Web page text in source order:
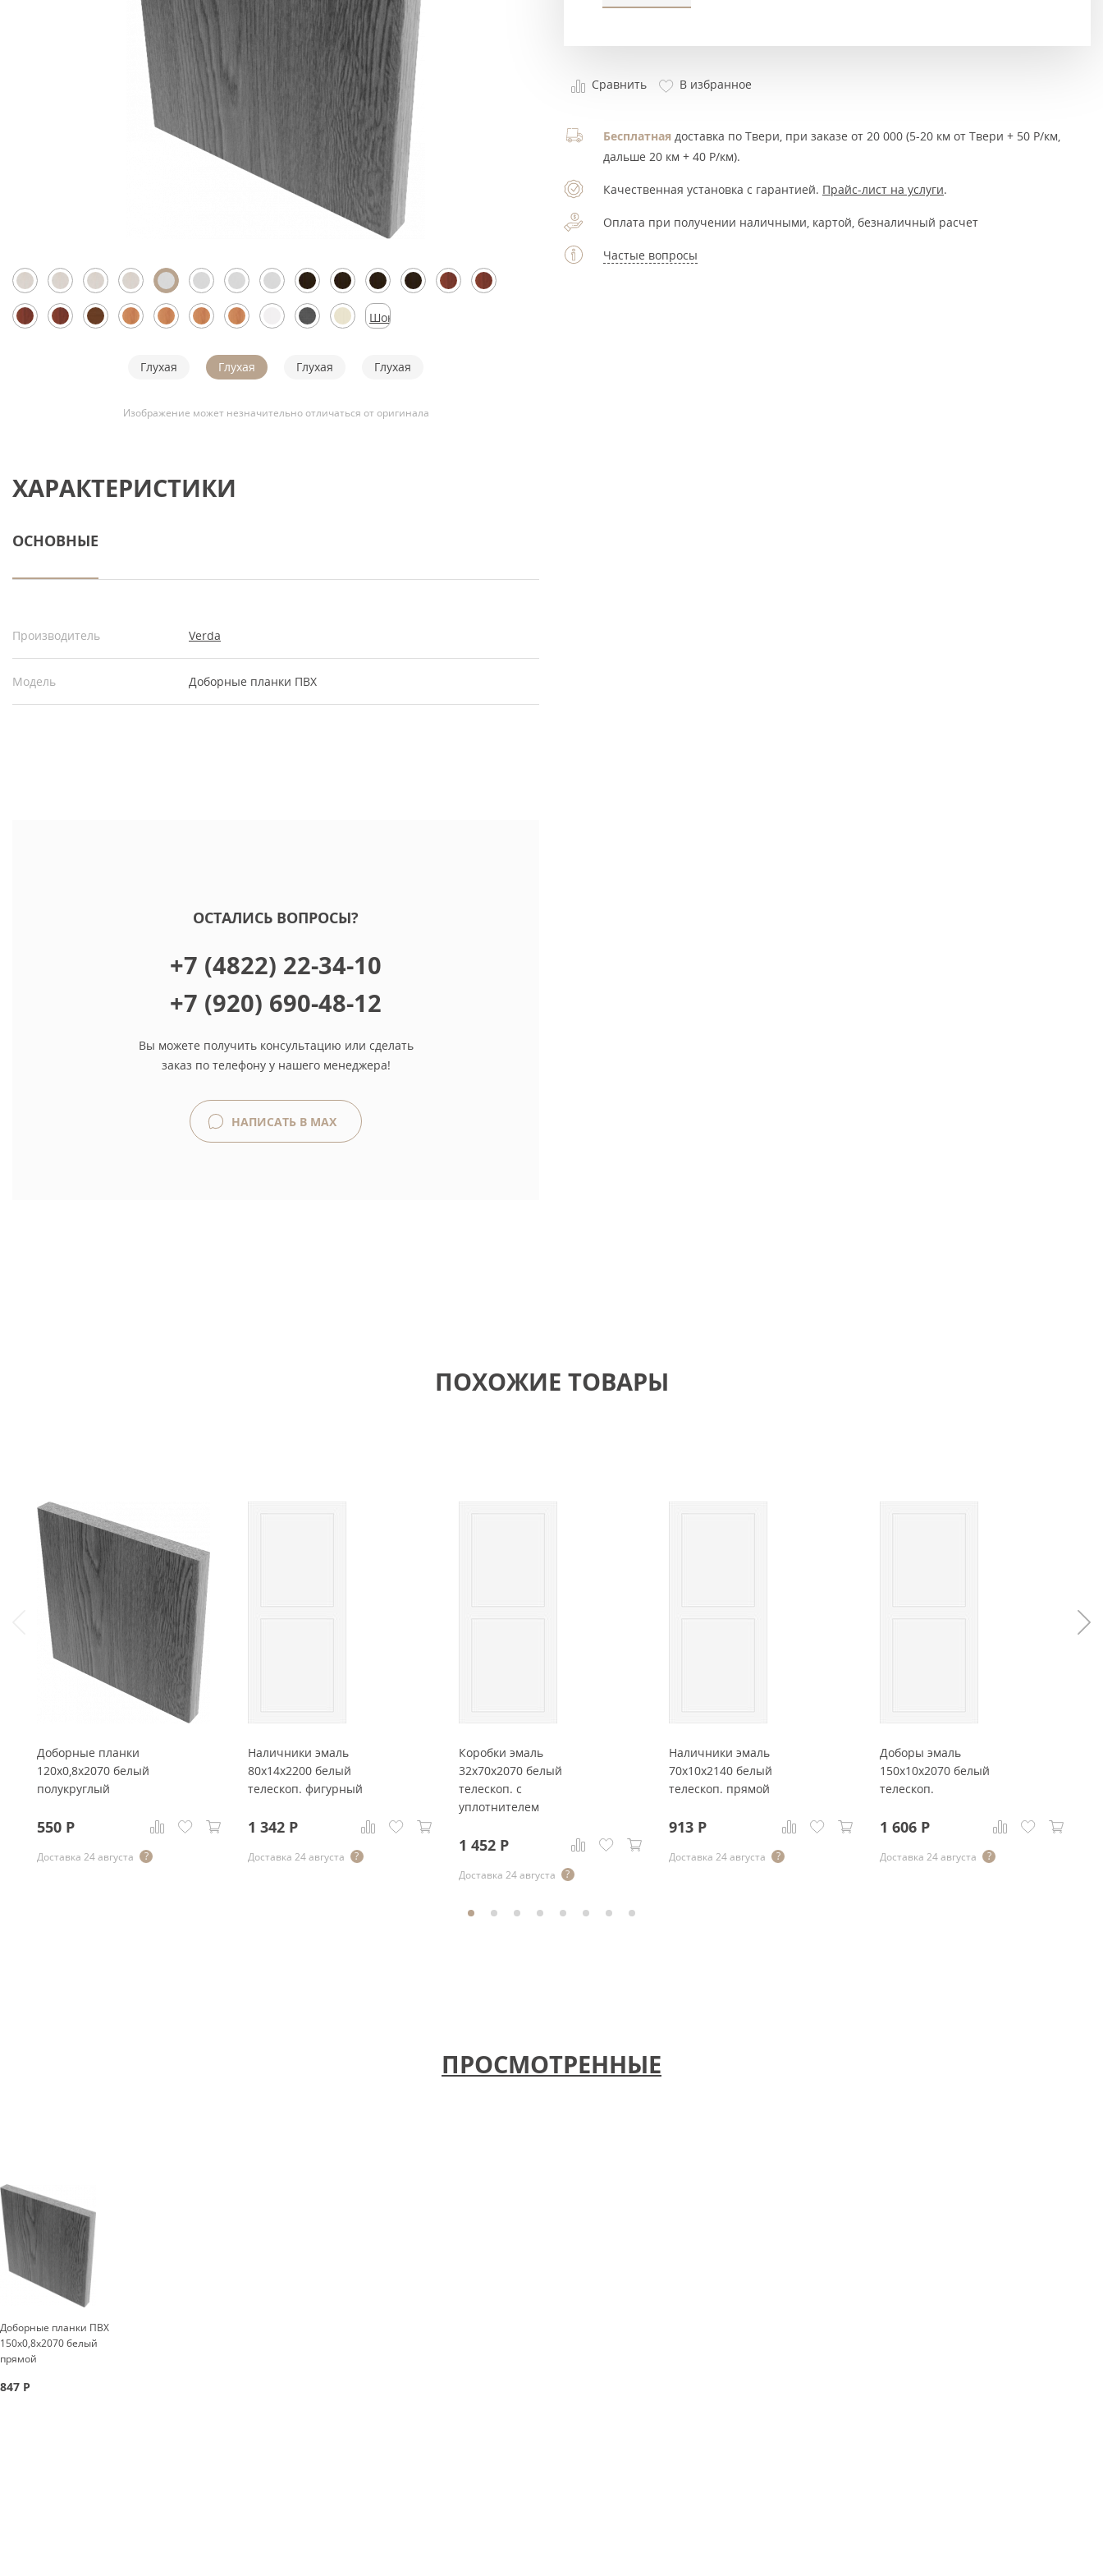
Шоколад
Глухая Глухая Глухая Глухая
Изображение может незначительно отличаться от оригинала
ХАРАКТЕРИСТИКИ
ОСНОВНЫЕ
Производитель Verda
Модель Доборные планки ПВХ
ОСТАЛИСЬ ВОПРОСЫ?
+7 (4822) 22-34-10
+7 (920) 690-48-12
Вы можете получить консультацию или сделать
заказ по телефону у нашего менеджера!
НАПИСАТЬ В MAX
Сравнить В избранное
Бесплатная доставка по Твери, при заказе от 20 000 (5-20 км от Твери + 50 Р/км,
дальше 20 км + 40 Р/км).
Качественная установка с гарантией. Прайс-лист на услуги.
Оплата при получении наличными, картой, безналичный расчет
Частые вопросы
ПОХОЖИЕ ТОВАРЫ
Доборные планки
120x0,8x2070 белый
полукруглый
550 Р
Доставка 24 августа
Наличники эмаль
80x14x2200 белый
телескоп. фигурный
1 342Р
Доставка 24 августа
Коробки эмаль
32x70x2070 белый
телескоп. с
уплотнителем
1 452Р
Доставка 24 августа
Наличники эмаль
70x10x2140 белый
телескоп. прямой
913 Р
Доставка 24 августа
Доборы эмаль
150x10x2070 белый
телескоп.
1 606 Р
Доставка 24 августа
ПРОСМОТРЕННЫЕ
Доборные планки ПВХ
150x0,8x2070 белый
прямой
847 Р